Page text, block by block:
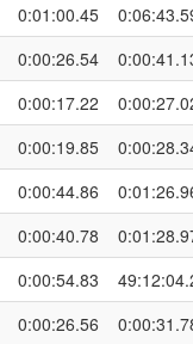
0:01:00.45
0:00:26.54
0:00:17.22
0:00:19.85
0:00:44.86
0:00:40.78
0:00:54.83
0:00:26.56